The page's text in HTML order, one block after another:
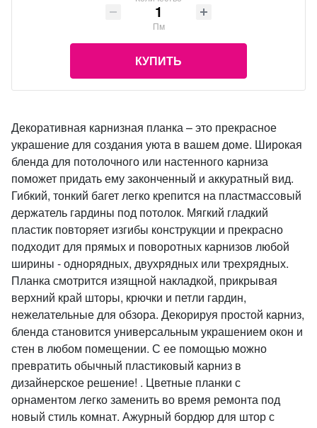
Пм
КУПИТЬ
Декоративная карнизная планка – это прекрасное
украшение для создания уюта в вашем доме. Широкая
бленда для потолочного или настенного карниза
поможет придать ему законченный и аккуратный вид.
Гибкий, тонкий багет легко крепится на пластмассовый
держатель гардины под потолок. Мягкий гладкий
пластик повторяет изгибы конструкции и прекрасно
подходит для прямых и поворотных карнизов любой
ширины - однорядных, двухрядных или трехрядных.
Планка смотрится изящной накладкой, прикрывая
верхний край шторы, крючки и петли гардин,
нежелательные для обзора. Декорируя простой карниз,
бленда становится универсальным украшением окон и
стен в любом помещении. С ее помощью можно
превратить обычный пластиковый карниз в
дизайнерское решение! . Цветные планки с
орнаментом легко заменить во время ремонта под
новый стиль комнат. Ажурный бордюр для штор с